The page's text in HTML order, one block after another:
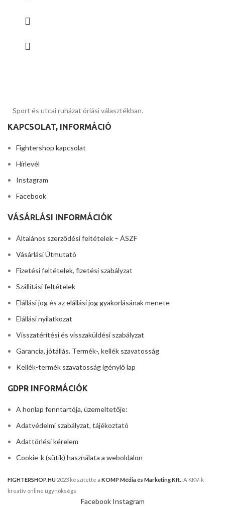
Sport és utcai ruházat óriási választékban.
KAPCSOLAT, INFORMÁCIÓ
Fightershop kapcsolat
Hírlevél
Instagram
Facebook
VÁSÁRLÁSI INFORMÁCIÓK
Általános szerződési feltételek – ÁSZF
Vásárlási Útmutató
Fizetési feltételek, fizetési szabályzat
Szállítási feltételek
Elállási jog és az elállási jog gyakorlásának menete
Elállási nyilatkozat
Visszatérítési és visszaküldési szabályzat
Garancia, jótállás. Termék-, kellék szavatosság
Kellék-termék szavatosság igénylő lap
GDPR INFORMÁCIÓK
A honlap fenntartója, üzemeltetője:
Adatvédelmi szabályzat, tájékoztató
Adattörlési kérelem
Cookie-k (sütik) használata a weboldalon
FIGHTERSHOP.HU 2023 készítette a KOMP Média és Marketing Kft. . A KKV-k
kreatív online ügynöksége
Facebook Instagram